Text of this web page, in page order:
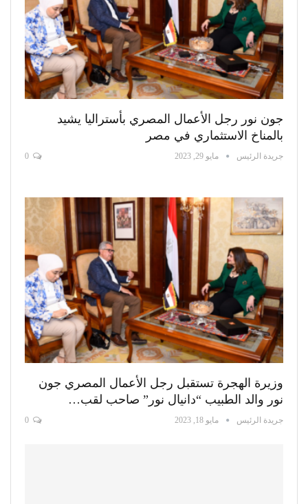
جون نور رجل الأعمال المصري بأستراليا يشيد
بالمناخ الاستثماري في مصر
جريدة الرئيس مايو 29, 2023
وزيرة الهجرة تستقبل رجل الأعمال المصري جون
نور والد الطبيب “دانيال نور” صاحب لقب…
جريدة الرئيس مايو 18, 2023